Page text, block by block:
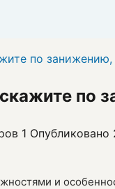
по занижению,
по
1 Опубликовано
и